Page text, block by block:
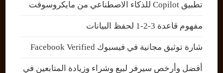
تطبيق Copilot للذكاء الاصطناعي من مايكروسوفت
مفهوم قاعدة 3-2-1 لحفظ البيانات
شارة توثيق مجانية في فيسبوك Facebook Verified
أفضل وأرخص سيرفر لبيع وشراء وزيادة المتابعين في